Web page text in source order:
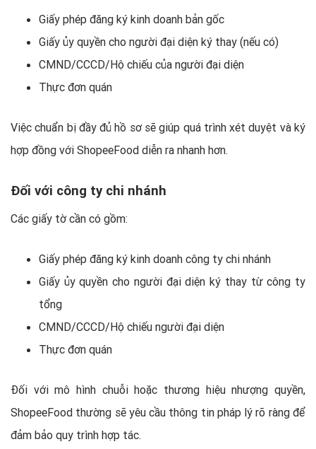
Giấy phép đăng ký kinh doanh bản gốc
Giấy ủy quyền cho người đại diện ký thay (nếu có)
CMND/CCCD/Hộ chiếu của người đại diện
Thực đơn quán
Việc chuẩn bị đầy đủ hồ sơ sẽ giúp quá trình xét duyệt và ký
hợp đồng với ShopeeFood diễn ra nhanh hơn.
Đối với công ty chi nhánh
Các giấy tờ cần có gồm:
Giấy phép đăng ký kinh doanh công ty chi nhánh
Giấy ủy quyền cho người đại diện ký thay từ công ty
tổng
CMND/CCCD/Hộ chiếu người đại diện
Thực đơn quán
Đối với mô hình chuỗi hoặc thương hiệu nhượng quyền,
ShopeeFood thường sẽ yêu cầu thông tin pháp lý rõ ràng để
đảm bảo quy trình hợp tác.